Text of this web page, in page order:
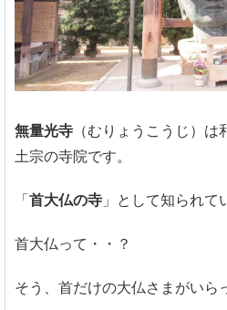
無量光寺 （むりょうこうじ）
土宗の寺院です。
「首大仏の寺 」として知られて
首大仏って・・？
そう、首だけの大仏さまがいら